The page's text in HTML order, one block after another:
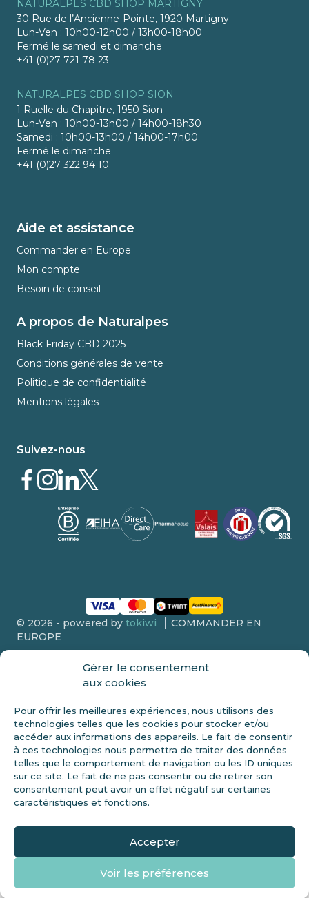
Gérer le consentement
aux cookies
Pour offrir les meilleures expériences, nous utilisons des
technologies telles que les cookies pour stocker et/ou
accéder aux informations des appareils. Le fait de consentir
à ces technologies nous permettra de traiter des données
telles que le comportement de navigation ou les ID uniques
sur ce site. Le fait de ne pas consentir ou de retirer son
consentement peut avoir un effet négatif sur certaines
caractéristiques et fonctions.
Accepter
Voir les préférences
NATURALPES CBD SHOP MARTIGNY
30 Rue de l’Ancienne-Pointe, 1920 Martigny
Lun-Ven : 10h00-12h00 / 13h00-18h00
Fermé le samedi et dimanche
+41 (0)27 721 78 23
NATURALPES CBD SHOP SION
1 Ruelle du Chapitre, 1950 Sion
Lun-Ven : 10h00-13h00 / 14h00-18h30
Samedi : 10h00-13h00 / 14h00-17h00
Fermé le dimanche
+41 (0)27 322 94 10
Aide et assistance
Commander en Europe
Mon compte
Besoin de conseil
A propos de Naturalpes
Black Friday CBD 2025
Conditions générales de vente
Politique de confidentialité
Mentions légales
Suivez-nous
© 2026 - powered by tokiwi
COMMANDER EN
EUROPE
DIVULGATION DE LA FDA
Ce produit n’est pas vendu aux personnes de moins de 18 ans.
Ces déclarations n’ont pas été évaluées par la FDA et ne sont pas
destinées à diagnostiquer, traiter ou guérir une maladie. Vérifiez
toujours avec votre médecin avant de commencer un nouveau
régime alimentaire. Le cannabidiol (CBD) est un constituant
naturel de la plante de chanvre. Ce produit ne doit être utilisé que
comme indiqué sur l’étiquette. Des conseils médicaux
médicaments sur ordonnance.